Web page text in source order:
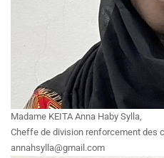
Madame KEITA Anna Haby Sylla,
Cheffe de division renforcement des
annahsylla@gmail.com